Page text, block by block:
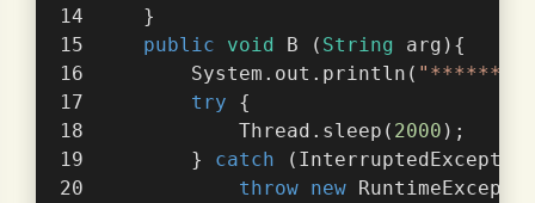
    }
public
void B ( String arg){
        System.out.println(
try {
            Thread.sleep(
2000 );
        }
catch
throw new